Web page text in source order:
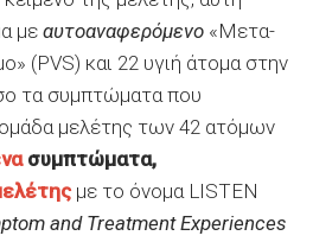
με αυτοαναφερόμενο «Μετα-
(PVS) και 22 υγιή άτομα στην
τα συμπτώματα που
μελέτης των 42 ατόμων
συμπτώματα,
με το όνομα LISTEN
and Treatment Experiences